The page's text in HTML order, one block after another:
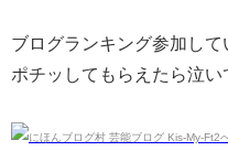
ブログランキング参加し
ポチッしてもらえたら泣い